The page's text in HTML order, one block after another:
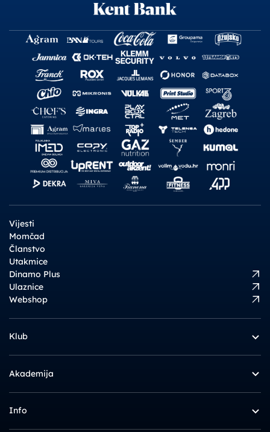
Vijesti
Momčad
Članstvo
Utakmice
Dinamo Plus
Ulaznice
Webshop
Klub
Akademija
Info